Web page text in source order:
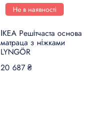
Не в наявності
ІКЕА Решітчаста основа
матраца з ніжками
LYNGÖR
20 687 ₴